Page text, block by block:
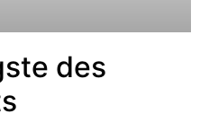
des